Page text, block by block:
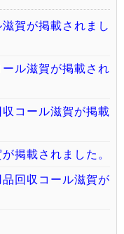
賀が掲載されまし
ル滋賀が掲載され
コール滋賀が掲載
掲載されました。
回収コール滋賀が